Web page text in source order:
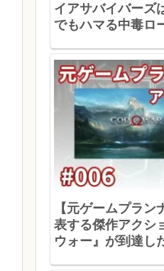
イアサバイバーズ
でもハマる中毒ロ
【元ゲームプラ
表する傑作アクシ
ウォー』が到達し